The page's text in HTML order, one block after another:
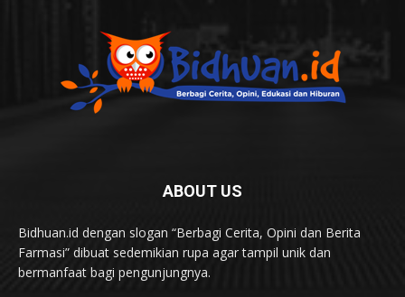
ABOUT US
Bidhuan.id dengan slogan “Berbagi Cerita, Opini dan Berita
Farmasi” dibuat sedemikian rupa agar tampil unik dan
bermanfaat bagi pengunjungnya.